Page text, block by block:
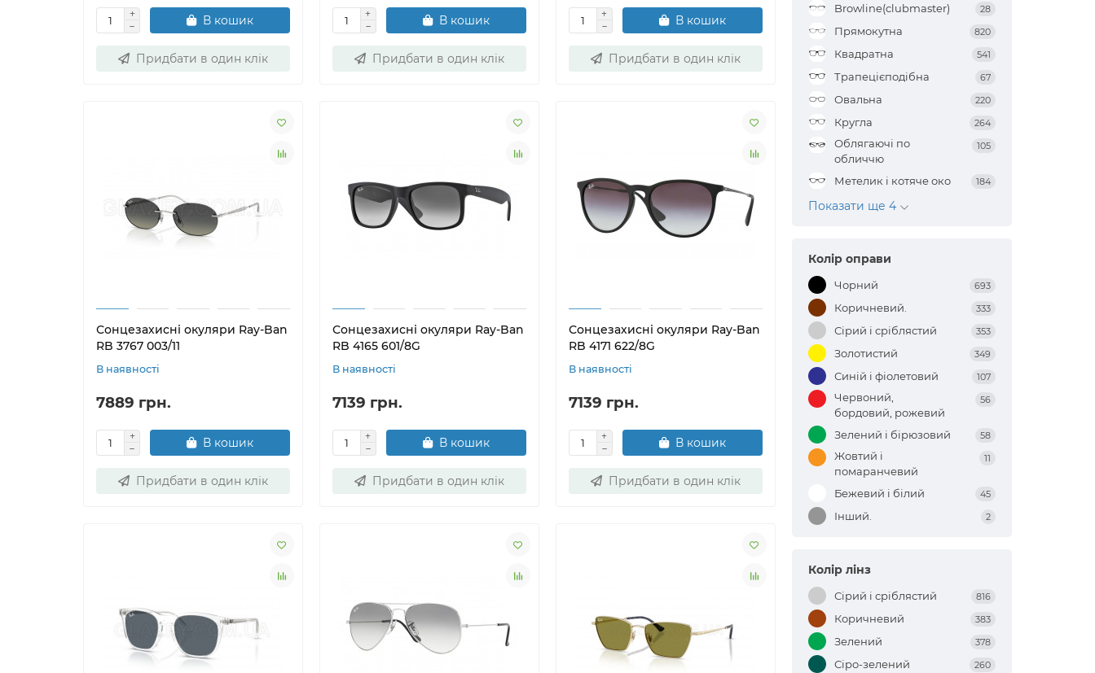
В кошик
Придбати в один клік
В кошик
Придбати в один клік
В кошик
Придбати в один клік
Сонцезахисні окуляри Ray-Ban
RB 3767 003/11
В наявності
7889 грн.
В кошик
Придбати в один клік
Сонцезахисні окуляри Ray-Ban
RB 4165 601/8G
В наявності
7139 грн.
В кошик
Придбати в один клік
Сонцезахисні окуляри Ray-Ban
RB 4171 622/8G
В наявності
7139 грн.
В кошик
Придбати в один клік
Browline(clubmaster) 28
Прямокутна 820
Квадратна 541
Трапецієподібна 67
Овальна 220
Кругла 264
Облягаючі по
обличчю
105
Метелик і котяче око 184
Показати ще 4
Колір оправи
Чорний 693
Коричневий. 333
Сірий і сріблястий 353
Золотистий 349
Синій і фіолетовий 107
Червоний,
бордовий, рожевий
56
Зелений і бірюзовий 58
Жовтий і
помаранчевий
11
Бежевий і білий 45
Інший. 2
Колір лінз
Сірий і сріблястий 816
Коричневий 383
Зелений 378
Сіро-зелений 260